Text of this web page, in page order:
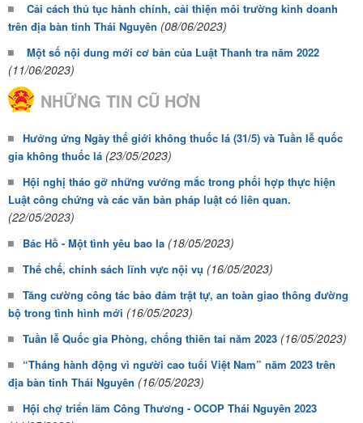
Cải cách thủ tục hành chính, cải thiện môi trường kinh doanh
trên địa bàn tỉnh Thái Nguyên (08/06/2023)
Một số nội dung mới cơ bản của Luật Thanh tra năm 2022
(11/06/2023)
NHỮNG TIN CŨ HƠN
Hưởng ứng Ngày thế giới không thuốc lá (31/5) và Tuần lễ quốc
gia không thuốc lá (23/05/2023)
Hội nghị tháo gỡ những vướng mắc trong phối hợp thực hiện
Luật công chứng và các văn bản pháp luật có liên quan.
(22/05/2023)
Bác Hồ - Một tình yêu bao la (18/05/2023)
Thể chế, chính sách lĩnh vực nội vụ (16/05/2023)
Tăng cường công tác bảo đảm trật tự, an toàn giao thông đường
bộ trong tình hình mới (16/05/2023)
Tuần lễ Quốc gia Phòng, chống thiên tai năm 2023 (16/05/2023)
“Tháng hành động vì người cao tuổi Việt Nam” năm 2023 trên
địa bàn tỉnh Thái Nguyên (16/05/2023)
Hội chợ triển lãm Công Thương - OCOP Thái Nguyên 2023